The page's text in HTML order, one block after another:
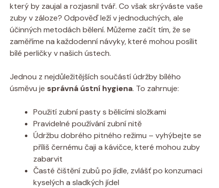
který by zaujal a rozjasnil tvář. Co však skrýváste vaše
zuby v záloze? Odpověď leží v jednoduchých, ale
účinných metodách bělení. Můžeme začít tím, že se
zaměříme na každodenní návyky, které mohou posílit
bílé perličky v našich ústech.
Jednou z nejdůležitějších součástí údržby bílého
úsměvu je správná ústní hygiena. To zahrnuje:
Použití zubní pasty s bělicími složkami
Pravidelné používání zubní nitě
Údržbu dobrého pitného režimu – vyhýbejte se
příliš černému čaji a kávičce, které mohou zuby
zabarvit
Časté čištění zubů po jídle, zvlášť po konzumaci
kyselých a sladkých jídel